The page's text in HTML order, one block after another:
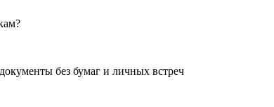
без бумаг и личных встреч